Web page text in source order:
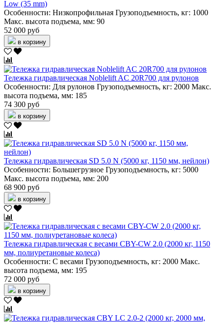
Low (35 mm)
Особенности: Низкопрофильная Грузоподъемность, кг: 1000
Макс. высота подъема, мм: 90
52 000 руб
в корзину
Тележка гидравлическая Noblelift AC 20R700 для рулонов
Особенности: Для рулонов Грузоподъемность, кг: 2000 Макс.
высота подъема, мм: 185
74 300 руб
в корзину
Тележка гидравлическая SD 5.0 N (5000 кг, 1150 мм, нейлон)
Особенности: Большегрузное Грузоподъемность, кг: 5000
Макс. высота подъема, мм: 200
68 900 руб
в корзину
Тележка гидравлическая c весами CBY-CW 2.0 (2000 кг, 1150
мм, полиуретановые колеса)
Особенности: С весами Грузоподъемность, кг: 2000 Макс.
высота подъема, мм: 195
72 000 руб
в корзину